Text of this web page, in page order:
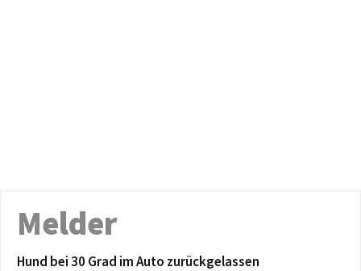
Melder
Hund bei 30 Grad im Auto zurückgelassen